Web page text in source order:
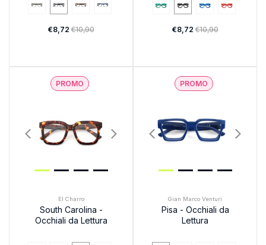
€8,72€10,90 €8,72€10,90
PROMO
El Charro
South Carolina -
Occhiali da Lettura
PROMO
Gian Marco Venturi
Pisa - Occhiali da
Lettura